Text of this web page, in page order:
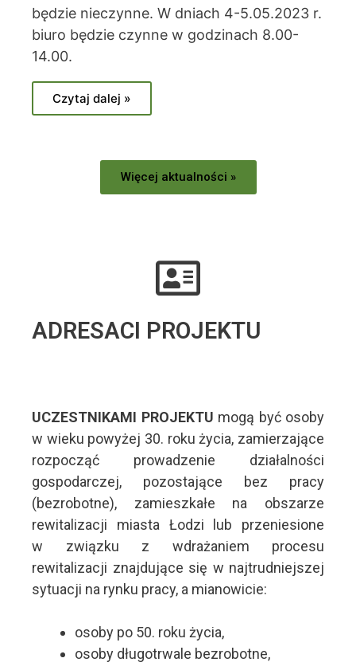
będzie nieczynne. W dniach 4-5.05.2023 r.
biuro będzie czynne w godzinach 8.00-
14.00.
Czytaj dalej »
Więcej aktualności »
ADRESACI PROJEKTU
UCZESTNIKAMI PROJEKTU mogą być osoby
w wieku powyżej 30. roku życia, zamierzające
rozpocząć prowadzenie działalności
gospodarczej, pozostające bez pracy
(bezrobotne), zamieszkałe na obszarze
rewitalizacji miasta Łodzi lub przeniesione
w związku z wdrażaniem procesu
rewitalizacji znajdujące się w najtrudniejszej
sytuacji na rynku pracy, a mianowicie:
osoby po 50. roku życia,
osoby długotrwale bezrobotne,